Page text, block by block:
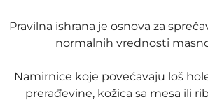
Pravilna ishrana je osnova za
normalnih vrednosti
Namirnice koje povećavaju loš
prerađevine, kožica sa mesa ili